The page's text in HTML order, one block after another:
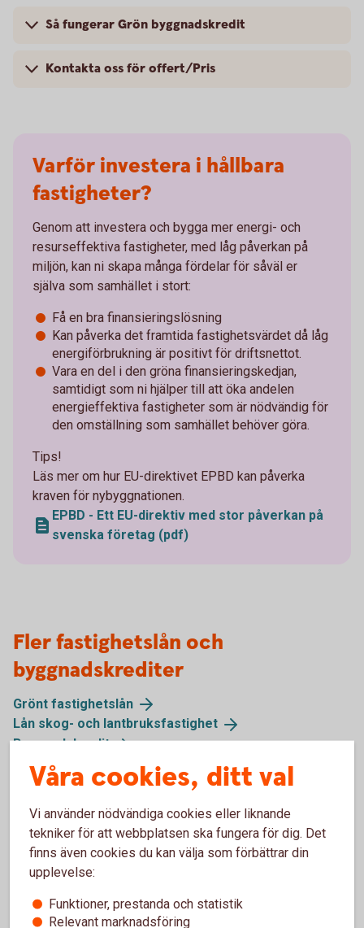
Så fungerar Grön byggnadskredit
Kontakta oss för offert/Pris
Varför investera i hållbara
fastigheter?
Genom att investera och bygga mer energi- och
resurseffektiva fastigheter, med låg påverkan på
miljön, kan ni skapa många fördelar för såväl er
själva som samhället i stort:
Få en bra finansieringslösning
Kan påverka det framtida fastighetsvärdet då låg
energiförbrukning är positivt för driftsnettot.
Vara en del i den gröna finansieringskedjan,
samtidigt som ni hjälper till att öka andelen
energieffektiva fastigheter som är nödvändig för
den omställning som samhället behöver göra.
Tips!
Läs mer om hur EU-direktivet EPBD kan påverka
kraven för nybyggnationen.
EPBD - Ett EU-direktiv med stor påverkan på
svenska företag (pdf)
Fler fastighetslån och
byggnadskrediter
Grönt fastighetslån
Lån skog- och lantbruksfastighet
Byggnadskredit
Energilån
Hållbar byggbransch
Hållbar byggbransch är ett branschinitiativ bland
banker och kreditinstitut i Sverige: Syftet är att
Våra cookies, ditt val
Vi använder nödvändiga cookies eller liknande
tekniker för att webbplatsen ska fungera för dig. Det
finns även cookies du kan välja som förbättrar din
upplevelse:
Funktioner, prestanda och statistik
Relevant marknadsföring